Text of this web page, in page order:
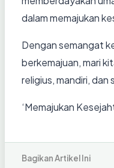
dalam memajukan
Dengan semangat
berkemajuan, mari
religius, mandiri, dan
‘Memajukan
Bagikan Artikel Ini